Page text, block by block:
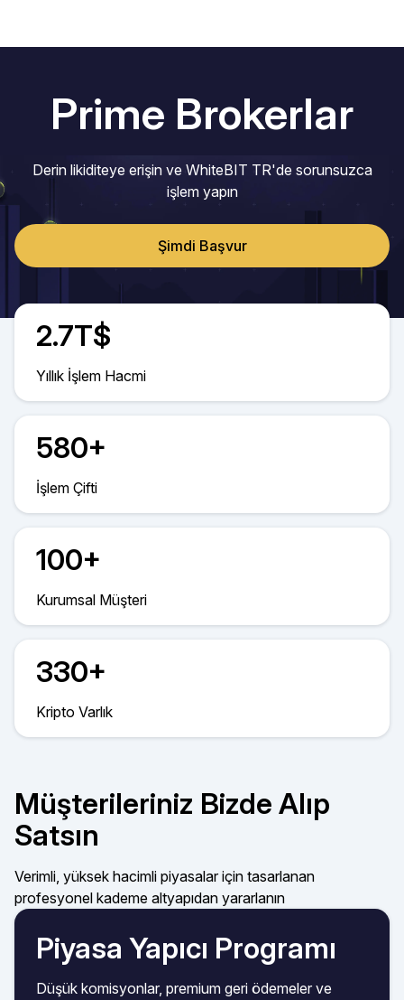
Prime Brokerlar
Derin likiditeye erişin ve WhiteBIT TR'de sorunsuzca
işlem yapın
Şimdi Başvur
2.7T$
Yıllık İşlem Hacmi
580+
İşlem Çifti
100+
Kurumsal Müşteri
330+
Kripto Varlık
Müşterileriniz Bizde Alıp
Satsın
Verimli, yüksek hacimli piyasalar için tasarlanan
profesyonel kademe altyapıdan yararlanın
Piyasa Yapıcı Programı
Düşük komisyonlar, premium geri ödemeler ve